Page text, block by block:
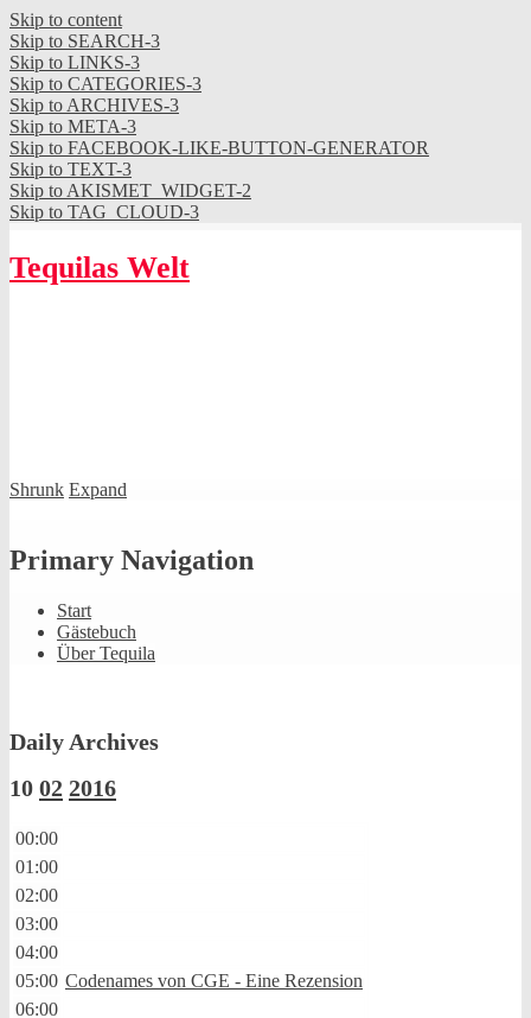
Skip to content
Skip to SEARCH-3
Skip to LINKS-3
Skip to CATEGORIES-3
Skip to ARCHIVES-3
Skip to META-3
Skip to FACEBOOK-LIKE-BUTTON-GENERATOR
Skip to TEXT-3
Skip to AKISMET_WIDGET-2
Skip to TAG_CLOUD-3
Tequilas Welt
Shrunk Expand
Primary Navigation
Start
Gästebuch
Über Tequila
Daily Archives
10 02 2016
00:00
01:00
02:00
03:00
04:00
05:00 Codenames von CGE - Eine Rezension
06:00